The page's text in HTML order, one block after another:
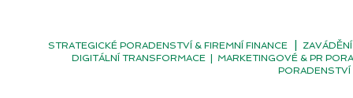
STRATEGICKÉ PORADENSTVÍ & FIREMNÍ FINANCE
DIGITÁLNÍ TRANSFORMACE
MARKETINGOVÉ & PR